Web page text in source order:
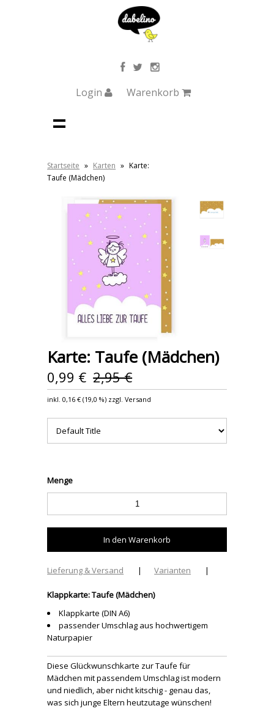
Login Warenkorb
Startseite » Karten » Karte:
Taufe (Mädchen)
Karte: Taufe (Mädchen)
0,99 € 2,95 €
inkl.0,16 € (19,0 %) zzgl. Versand
Menge
Lieferung & Versand | Varianten |
Klappkarte: Taufe (Mädchen)
Klappkarte (DIN A6)
passender Umschlag aus hochwertigem
Naturpapier
Diese Glückwunschkarte zur Taufe für
Mädchen mit passendem Umschlag ist modern
und niedlich, aber nicht kitschig - genau das,
was sich junge Eltern heutzutage wünschen!